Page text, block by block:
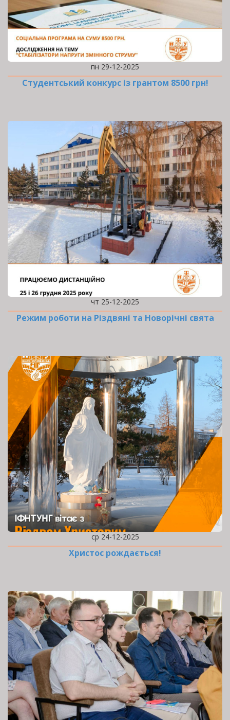
пн 29-12-2025
Студентський конкурс із грантом 8500 грн!
чт 25-12-2025
Режим роботи на Різдвяні та Новорічні свята
ср 24-12-2025
Христос рождається!